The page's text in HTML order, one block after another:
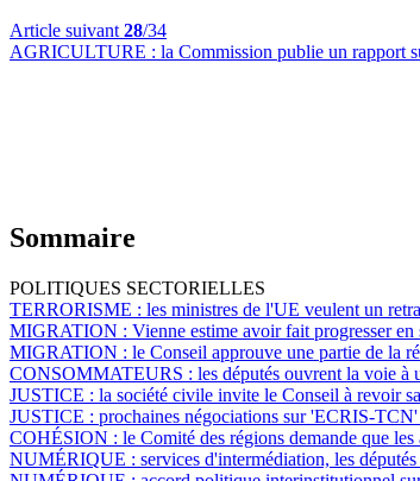
Article suivant 28/34
AGRICULTURE : la Commission publie un rapport
Sommaire
POLITIQUES SECTORIELLES
TERRORISME : les ministres de l'UE veulent un
MIGRATION : Vienne estime avoir fait progresser
MIGRATION : le Conseil approuve une partie de la
CONSOMMATEURS : les députés ouvrent la voie à
JUSTICE : la société civile invite le Conseil à revoir
JUSTICE : prochaines négociations sur 'ECRIS-
COHÉSION : le Comité des régions demande que
NUMÉRIQUE : services d'intermédiation, les